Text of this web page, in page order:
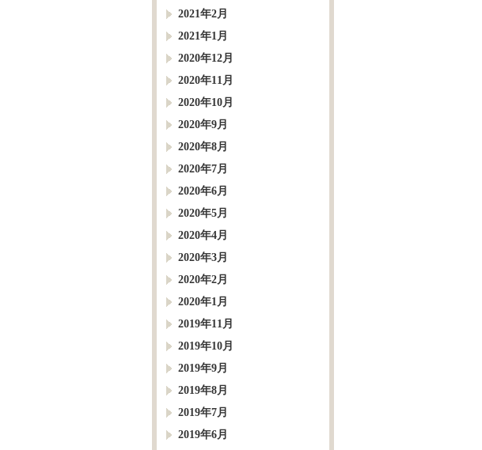
2021年2月
2021年1月
2020年12月
2020年11月
2020年10月
2020年9月
2020年8月
2020年7月
2020年6月
2020年5月
2020年4月
2020年3月
2020年2月
2020年1月
2019年11月
2019年10月
2019年9月
2019年8月
2019年7月
2019年6月